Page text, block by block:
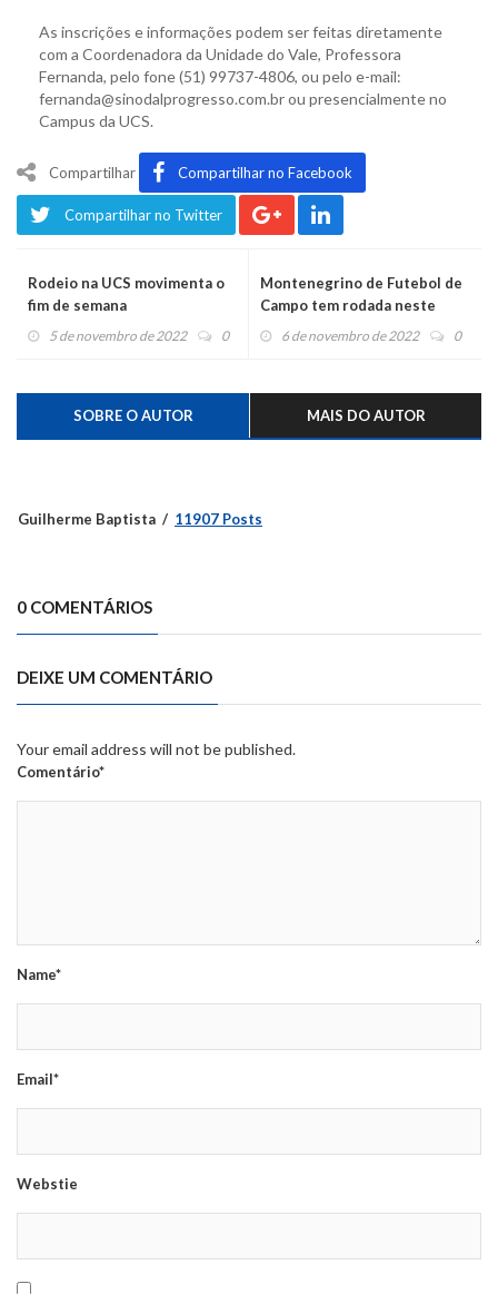
As inscrições e informações podem ser feitas diretamente
com a Coordenadora da Unidade do Vale, Professora
Fernanda, pelo fone (51) 99737-4806, ou pelo e-mail:
fernanda@sinodalprogresso.com.br ou presencialmente no
Campus da UCS.
Compartilhar Compartilhar no Facebook
Compartilhar no Twitter
Rodeio na UCS movimenta o
fim de semana
5 de novembro de 2022 0
Montenegrino de Futebol de
Campo tem rodada neste
domingo
6 de novembro de 2022 0
SOBRE O AUTOR MAIS DO AUTOR
Guilherme Baptista 11907 Posts
0 COMENTÁRIOS
DEIXE UM COMENTÁRIO
Your email address will not be published.
Comentário*
Name*
Email*
Webstie